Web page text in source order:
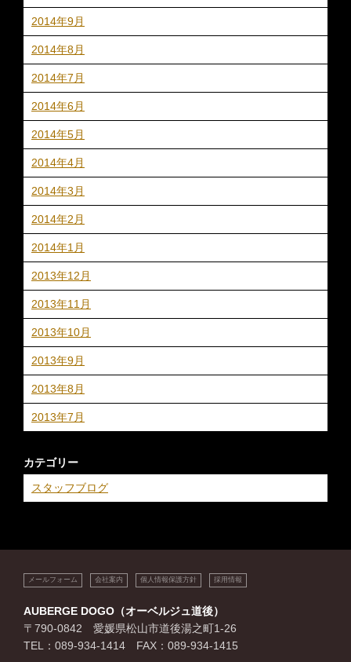
2014年9月
2014年8月
2014年7月
2014年6月
2014年5月
2014年4月
2014年3月
2014年2月
2014年1月
2013年12月
2013年11月
2013年10月
2013年9月
2013年8月
2013年7月
カテゴリー
スタッフブログ
メールフォーム 会社案内 個人情報保護方針 採用情報
AUBERGE DOGO（オーベルジュ道後）
〒790-0842 愛媛県松山市道後湯之町1-26
TEL：089-934-1414 FAX：089-934-1415